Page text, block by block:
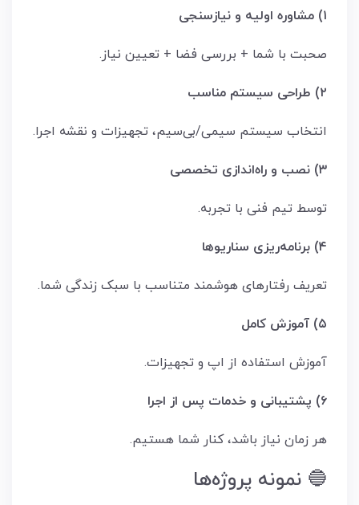
۱) مشاوره اولیه و نیازسنجی
صحبت با شما + بررسی فضا + تعیین نیاز.
۲) طراحی سیستم مناسب
انتخاب سیستم سیمی/بی‌سیم، تجهیزات و نقشه اجرا.
۳) نصب و راه‌اندازی تخصصی
توسط تیم فنی با تجربه.
۴) برنامه‌ریزی سناریوها
تعریف رفتارهای هوشمند متناسب با سبک زندگی شما.
۵) آموزش کامل
آموزش استفاده از اپ و تجهیزات.
۶) پشتیبانی و خدمات پس از اجرا
هر زمان نیاز باشد، کنار شما هستیم.
🔵 نمونه پروژه‌ها